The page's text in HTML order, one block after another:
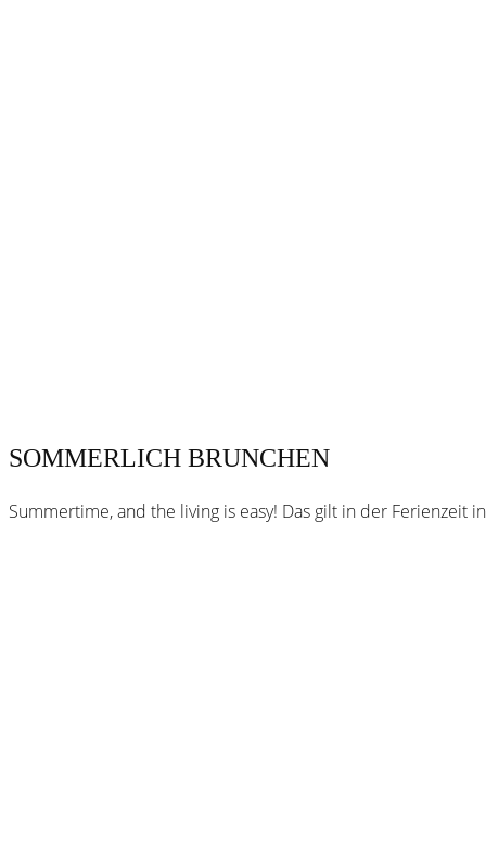
SOMMERLICH BRUNCHEN
Summertime, and the living is easy! Das gilt in der Ferienzeit